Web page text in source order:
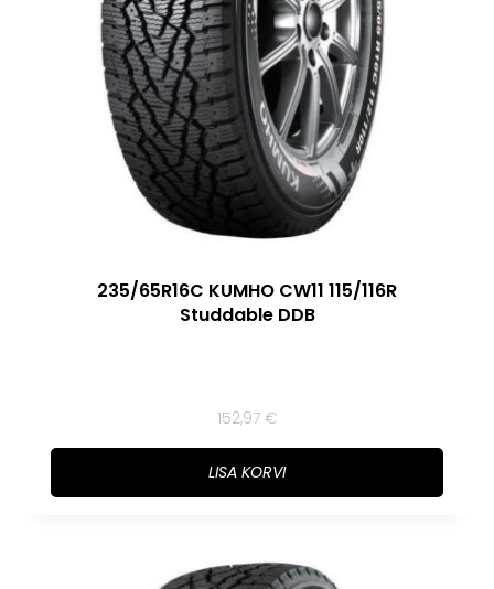
235/65R16C KUMHO CW11 115/116R
Studdable DDB
152,97 €
LISA KORVI